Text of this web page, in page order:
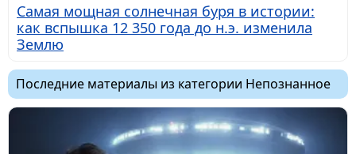
Самая мощная солнечная буря в истории:
как вспышка 12 350 года до н.э. изменила
Землю
Последние материалы из категории Непознанное